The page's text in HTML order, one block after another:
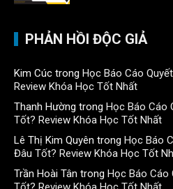
PHẢN HỒI ĐỘC GIẢ
Kim Cúc trong Học Báo Cáo
Review Khóa Học Tốt Nhất
Thanh Hường trong Học Báo Cáo
Tốt? Review Khóa Học Tốt Nhất
Lê Thị Kim Quyên trong Học Báo
Đâu Tốt? Review Khóa Học Tốt
Trần Hoài Tân trong Học Báo Cáo